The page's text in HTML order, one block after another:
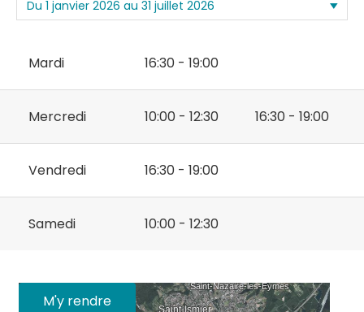
Mardi 16:30 - 19:00
Mercredi 10:00 - 12:30 16:30 - 19:00
Vendredi 16:30 - 19:00
Samedi 10:00 - 12:30
M'y rendre